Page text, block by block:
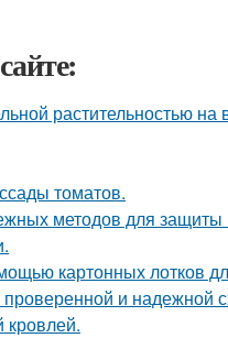
растительностью
томатов.
методов для
картонных лотков
и надежной
кровлей.